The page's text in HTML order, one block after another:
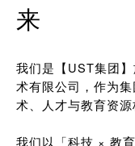
来
我们是【UST集团
术有限公司，作为
术、人才与教育资源
我们以「科技 × 教